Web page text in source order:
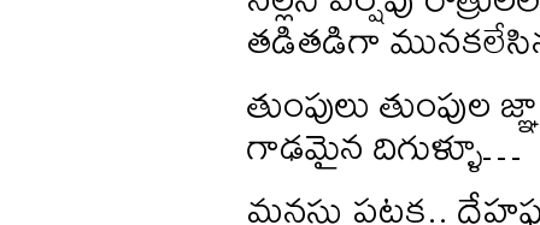
తడితడిగా
తుంపులు
గాఢమైన దిగుళ్ళూ…
మనసు పట్టక..